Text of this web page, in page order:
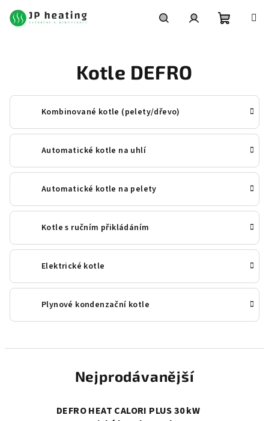
obsah
Kotle DEFRO
Kombinované kotle (pelety/dřevo)
Automatické kotle na uhlí
Automatické kotle na pelety
Kotle s ručním přikládáním
Elektrické kotle
Plynové kondenzační kotle
Nejprodávanější
DEFRO HEAT CALORI PLUS 30 kW